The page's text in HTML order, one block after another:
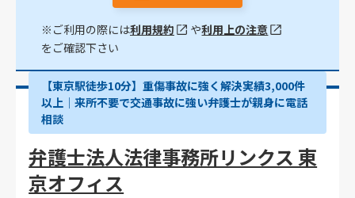
※ご利用の際には利用規約 や利用上の注意
をご確認下さい
【東京駅徒歩10分】重傷事故に強く解決実績3,000件
以上│来所不要で交通事故に強い弁護士が親身に電話
相談
弁護士法人法律事務所リンクス 東
京オフィス